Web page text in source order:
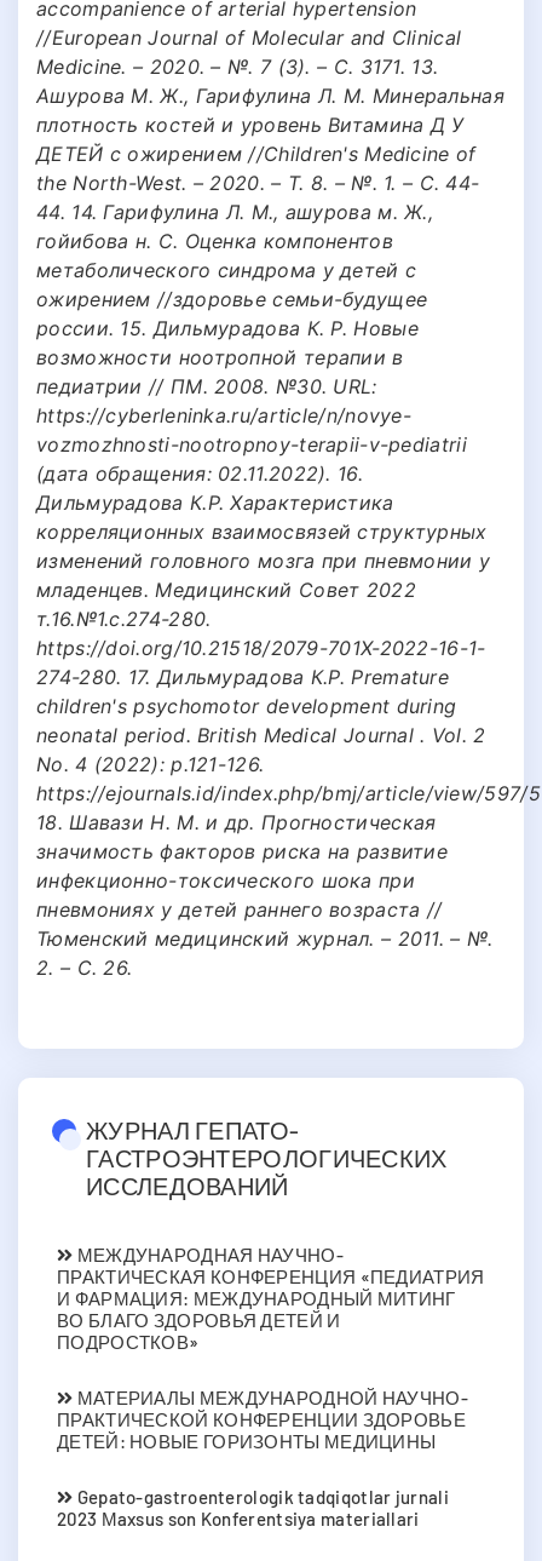
accompanience of arterial hypertension
//European Journal of Molecular and Clinical
Medicine. – 2020. – №. 7 (3). – С. 3171. 13.
Ашурова М. Ж., Гарифулина Л. М. Минеральная
плотность костей и уровень Витамина Д У
ДЕТЕЙ с ожирением //Children's Medicine of
the North-West. – 2020. – Т. 8. – №. 1. – С. 44-
44. 14. Гарифулина Л. М., ашурова м. Ж.,
гойибова н. С. Оценка компонентов
метаболического синдрома у детей с
ожирением //здоровье семьи-будущее
россии. 15. Дильмурадова К. Р. Новые
возможности ноотропной терапии в
педиатрии // ПМ. 2008. №30. URL:
https://cyberleninka.ru/article/n/novye-
vozmozhnosti-nootropnoy-terapii-v-pediatrii
(дата обращения: 02.11.2022). 16.
Дильмурадова К.Р. Характеристика
корреляционных взаимосвязей структурных
изменений головного мозга при пневмонии у
младенцев. Медицинский Совет 2022
т.16.№1.с.274-280.
https://doi.org/10.21518/2079-701X-2022-16-1-
274-280. 17. Дильмурадова К.Р. Premature
children's psychomotor development during
neonatal period. British Medical Journal . Vol. 2
No. 4 (2022): p.121-126.
https://ejournals.id/index.php/bmj/article/view/597/
18. Шавази Н. М. и др. Прогностическая
значимость факторов риска на развитие
инфекционно-токсического шока при
пневмониях у детей раннего возраста //
Тюменский медицинский журнал. – 2011. – №.
2. – С. 26.
ЖУРНАЛ ГЕПАТО-
ГАСТРОЭНТЕРОЛОГИЧЕСКИХ
ИССЛЕДОВАНИЙ
МЕЖДУНАРОДНАЯ НАУЧНО-
ПРАКТИЧЕСКАЯ КОНФЕРЕНЦИЯ «ПЕДИАТРИЯ
И ФАРМАЦИЯ: МЕЖДУНАРОДНЫЙ МИТИНГ
ВО БЛАГО ЗДОРОВЬЯ ДЕТЕЙ И
ПОДРОСТКОВ»
МАТЕРИАЛЫ МЕЖДУНАРОДНОЙ НАУЧНО-
ПРАКТИЧЕСКОЙ КОНФЕРЕНЦИИ ЗДОРОВЬЕ
ДЕТЕЙ: НОВЫЕ ГОРИЗОНТЫ МЕДИЦИНЫ
Gepato-gastroenterologik tadqiqotlar jurnali
2023 Мaxsus son Konferentsiya materiallari